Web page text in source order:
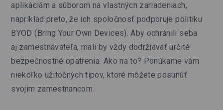
aplikáciám a súborom na vlastných zariadeniach,
napríklad preto, že ich spoločnosť podporuje politiku
BYOD (Bring Your Own Devices). Aby ochránili seba
aj zamestnávateľa, mali by vždy dodržiavať určité
bezpečnostné opatrenia. Ako na to? Ponúkame vám
niekoľko užitočných tipov, ktoré môžete posunúť
svojim zamestnancom.